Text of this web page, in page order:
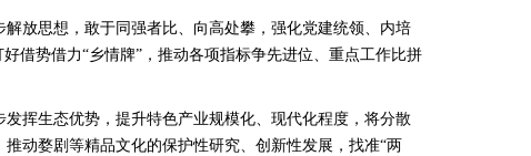
放思想，敢于同强者比、向高处攀，强化党建统领、内培
借势借力“乡情牌”，推动各项指标争先进位、重点工作比拼
挥生态优势，提升特色产业规模化、现代化程度，将分散
动婺剧等精品文化的保护性研究、创新性发展，找准“两